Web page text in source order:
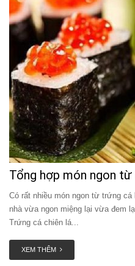
Tổng hợp món ngon
Có rất nhiều món ngon từ trứng
nhà vừa ngon miệng lại vừa đem
Trứng cá chiên lá...
XEM THÊM